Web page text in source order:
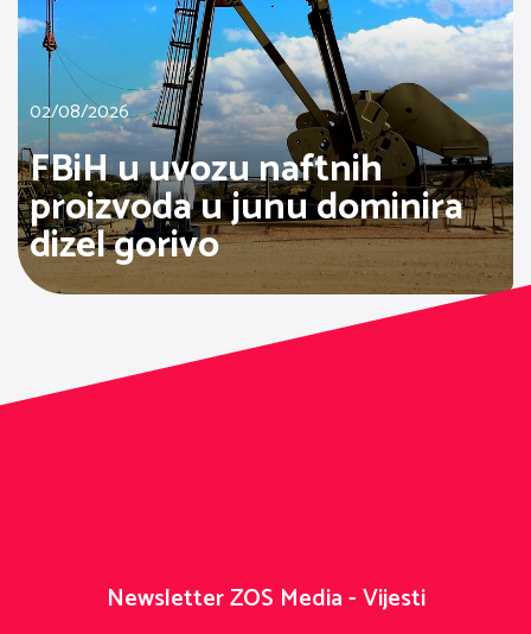
02/08/2026
FBiH u uvozu naftnih
proizvoda u junu dominira
dizel gorivo
Newsletter ZOS Media - Vijesti